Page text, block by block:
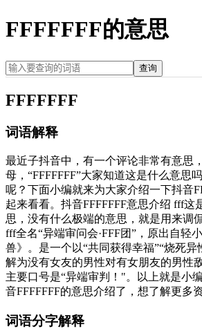
FFFFFFF的意思
查询
FFFFFFF
词语解释
最近子抖音中，有一个评论非常有意思
母，“FFFFFFF”大家知道这是什么意思
呢？下面小编就来为大家介绍一下抖音
起来看看。抖音FFFFFFF意思介绍 fff这
思，没有什么极端的意思，就是用来调
fff全名“异端审问会·FFF团”，原出自轻
兽》。是一个以“共同获得幸福”“烧死异
解为没有女友的男性对有女朋友的男性
主要口号是“异端审判！"。以上就是小
音FFFFFFF的意思介绍了，想了解更多
词语分字解释